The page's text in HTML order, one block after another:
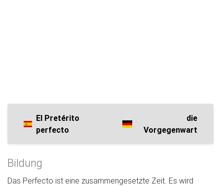
El Pretérito
perfecto
die
Vorgegenwart
Bildung
Das Perfecto ist eine zusammengesetzte Zeit. Es wird